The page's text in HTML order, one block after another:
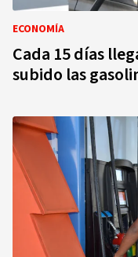
ECONOMÍA
Cada 15 días
subido las